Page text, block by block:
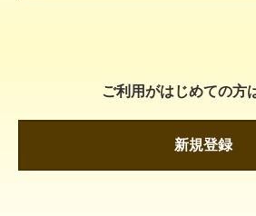
ご利用がはじめての方
新規登録